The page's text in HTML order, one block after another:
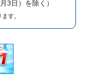
3日）を除く）
す。